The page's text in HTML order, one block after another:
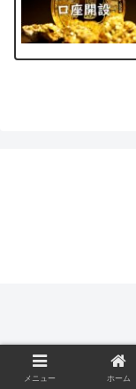
メニュー ホーム